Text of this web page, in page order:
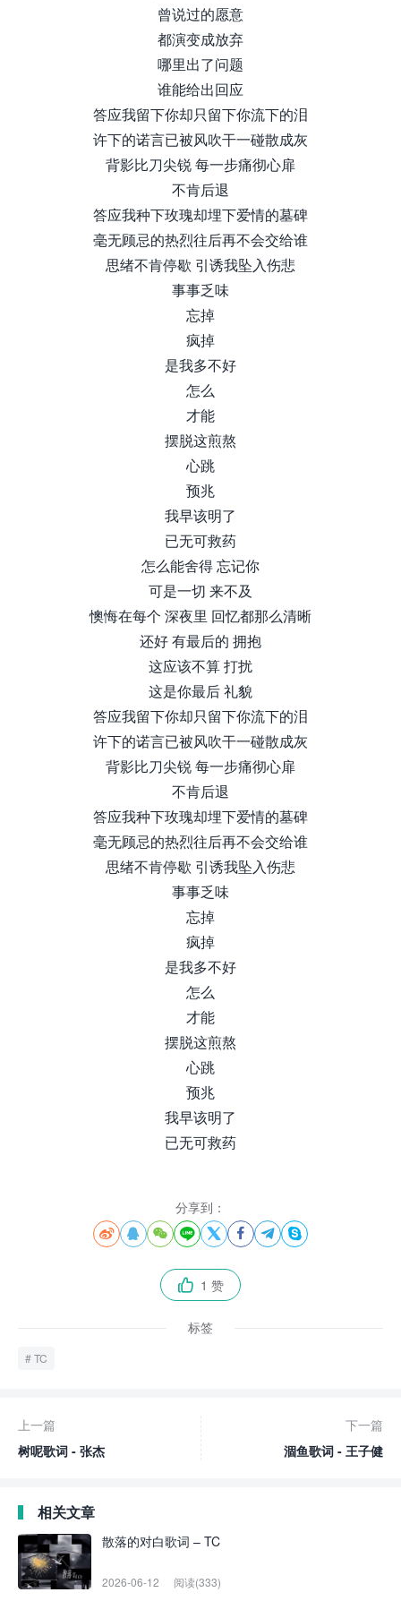
曾说过的愿意
都演变成放弃
哪⾥出了问题
谁能给出回应
答应我留下你却只留下你流下的泪
许下的诺⾔已被⻛吹⼲⼀碰散成灰
背影⽐⼑尖锐 每⼀步痛彻⼼扉
不肯后退
答应我种下玫瑰却埋下爱情的墓碑
毫⽆顾忌的热烈往后再不会交给谁
思绪不肯停歇 引诱我坠⼊伤悲
事事乏味
忘掉
疯掉
是我多不好
怎么
才能
摆脱这煎熬
⼼跳
预兆
我早该明了
已⽆可救药
怎么能舍得 忘记你
可是⼀切 来不及
懊悔在每个 深夜⾥ 回忆都那么清晰
还好 有最后的 拥抱
这应该不算 打扰
这是你最后 礼貌
答应我留下你却只留下你流下的泪
许下的诺⾔已被⻛吹⼲⼀碰散成灰
背影⽐⼑尖锐 每⼀步痛彻⼼扉
不肯后退
答应我种下玫瑰却埋下爱情的墓碑
毫⽆顾忌的热烈往后再不会交给谁
思绪不肯停歇 引诱我坠⼊伤悲
事事乏味
忘掉
疯掉
是我多不好
怎么
才能
摆脱这煎熬
⼼跳
预兆
我早该明了
已⽆可救药
分享到：
       
 1 赞
标签
TC
上一篇
树呢歌词 - 张杰
下一篇
涸鱼歌词 - 王子健
相关文章
散落的对白歌词 – TC
2026-06-12 阅读(333)